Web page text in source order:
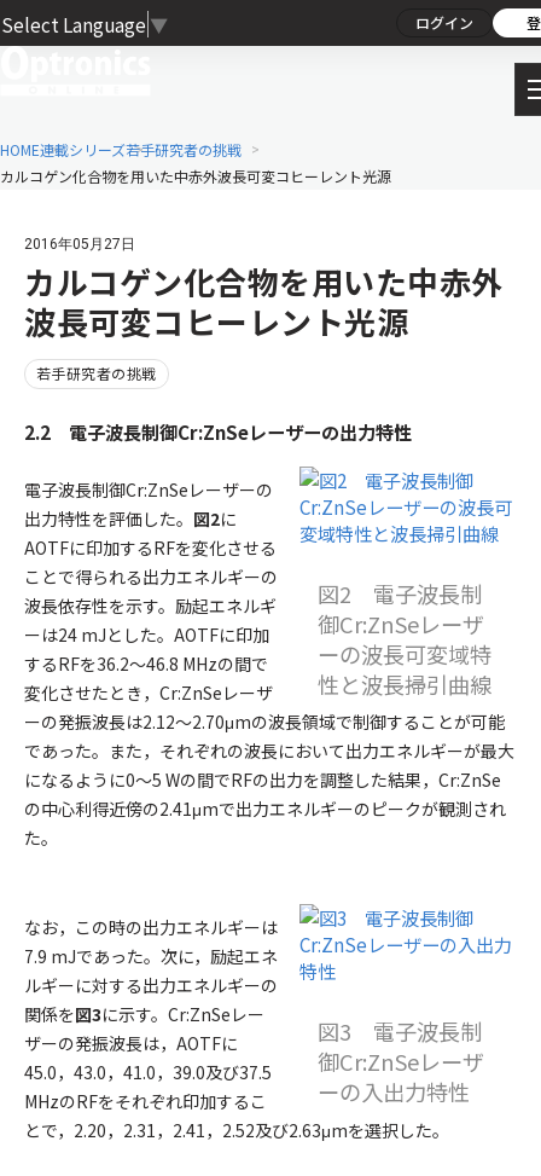
Select Language ▼ ログイン
HOME連載シリーズ若手研究者の挑戦
カルコゲン化合物を用いた中赤外波長可変コヒーレント光源
2016年05月27日
カルコゲン化合物を用いた中赤外
波長可変コヒーレント光源
若手研究者の挑戦
2.2 電子波長制御Cr:ZnSeレーザーの出力特性
図2 電子波長制
御Cr:ZnSeレーザ
ーの波長可変域特
性と波長掃引曲線
電子波長制御Cr:ZnSeレーザーの
出力特性を評価した。 図2に
AOTFに印加するRFを変化させる
ことで得られる出力エネルギーの
波長依存性を示す。励起エネルギ
ーは24 mJとした。AOTFに印加
するRFを36.2〜46.8 MHzの間で
変化させたとき，Cr:ZnSeレーザ
ーの発振波長は2.12〜2.70μmの波長領域で制御することが可能
であった。また，それぞれの波長において出力エネルギーが最大
になるように0〜5 Wの間でRFの出力を調整した結果，Cr:ZnSe
の中心利得近傍の2.41μmで出力エネルギーのピークが観測され
た。
図3 電子波長制
御Cr:ZnSeレーザ
ーの入出力特性
なお，この時の出力エネルギーは
7.9 mJであった。次に，励起エネ
ルギーに対する出力エネルギーの
関係を図3に示す。Cr:ZnSeレー
ザーの発振波長は，AOTFに
45.0，43.0，41.0，39.0及び37.5
MHzのRFをそれぞれ印加するこ
とで，2.20，2.31，2.41，2.52及び2.63μmを選択した。